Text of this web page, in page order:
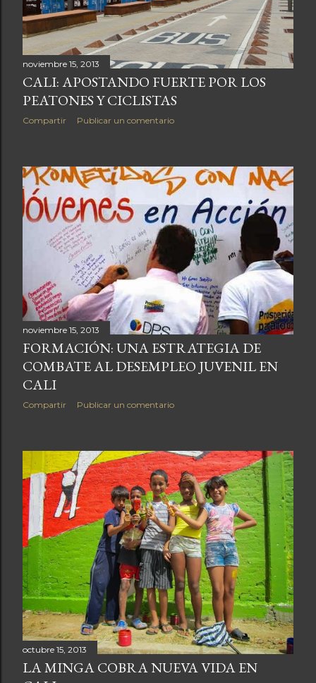
noviembre 15, 2013
CALI: APOSTANDO FUERTE POR LOS
PEATONES Y CICLISTAS
Compartir Publicar un comentario
noviembre 15, 2013
FORMACIÓN: UNA ESTRATEGIA DE
COMBATE AL DESEMPLEO JUVENIL EN
CALI
Compartir Publicar un comentario
octubre 15, 2013
LA MINGA COBRA NUEVA VIDA EN
ENTRADAS ANTIGUAS